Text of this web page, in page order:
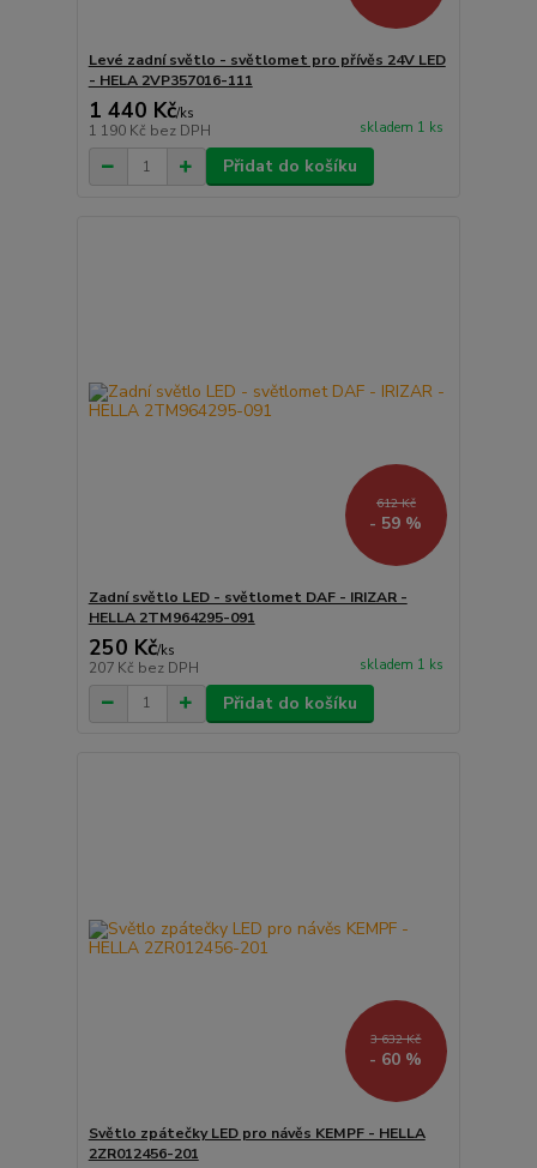
Levé zadní světlo - světlomet pro přívěs 24V LED
- HELA 2VP357016-111
1 440 Kč/ks
1 190 Kč bez DPH skladem 1 ks
Přidat do košíku
612 Kč
- 59 %
Zadní světlo LED - světlomet DAF - IRIZAR -
HELLA 2TM964295-091
250 Kč/ks
207 Kč bez DPH skladem 1 ks
Přidat do košíku
3 632 Kč
- 60 %
Světlo zpátečky LED pro návěs KEMPF - HELLA
2ZR012456-201